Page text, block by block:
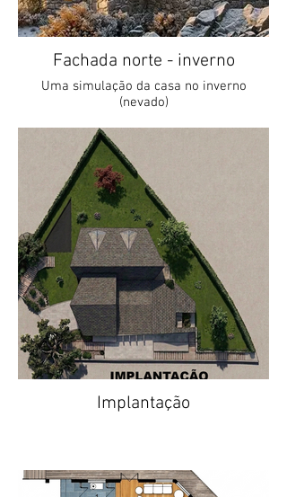
Fachada norte - inverno
Uma simulação da casa no inverno
(nevado)
Implantação